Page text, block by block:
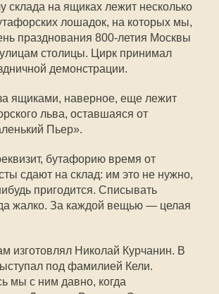
склада на ящиках лежит несколько
лошадок, на которых мы,
празднования 800-летия Москвы
столицы. Цирк принимал
демонстрации.
за ящиками, наверное, еще лежит
льва, оставшаяся от
Пьер».
бутафорию время от
сдают на склад: им это не нужно,
пригодится. Списывать
жалко. За каждой вещью — целая
изготовлял Николай Курчанин. В
под фамилией Кели.
мы с ним давно, когда